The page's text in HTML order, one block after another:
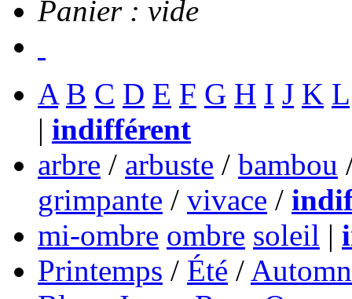
Panier : vide
A B C D E F G H I J K L
| indifférent
arbre / arbuste / bambou
grimpante / vivace /
mi-ombre ombre soleil |
Printemps / Été /